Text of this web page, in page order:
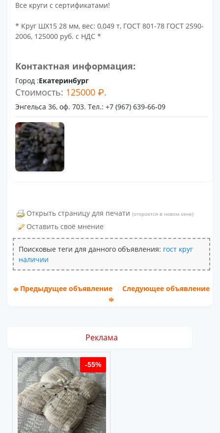
Все круги с сертификатами!
* Круг ШХ15 28 мм, вес: 0,049 т, ГОСТ 801-78 ГОСТ 2590-
2006, 125000 руб. с НДС *
Контактная информация:
Город :Екатеринбург
Стоимость: 125000 ₽.
Энгельса 36, оф. 703. Тел.: +7 (967) 639-66-09
Открыть страницу для печати (откроется в новом окне)
Оставить своё мнение
Поисковые теги для данного объявления: гост круг
наличии
Предыдущее объявление Следующее объявление
Реклама
-55%